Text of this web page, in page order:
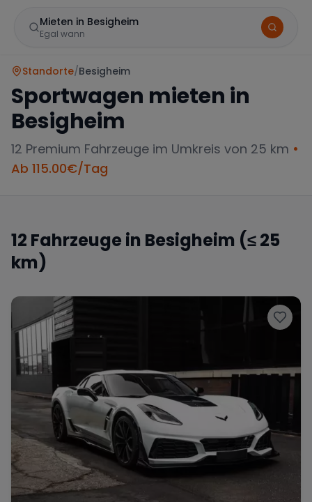
Mieten in Besigheim
Egal wann
Porsche
McLaren Ford Jaguar
Tesla Chevrolet Dodge
Wann
Zeitraum wählen
Standorte/Besigheim
Sportwagen mieten in
Besigheim
12 Premium Fahrzeuge im Umkreis von 25 km •
Ab 115.00€/Tag
12 Fahrzeuge in Besigheim (≤ 25
km)